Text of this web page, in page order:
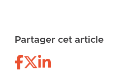
Partager cet article